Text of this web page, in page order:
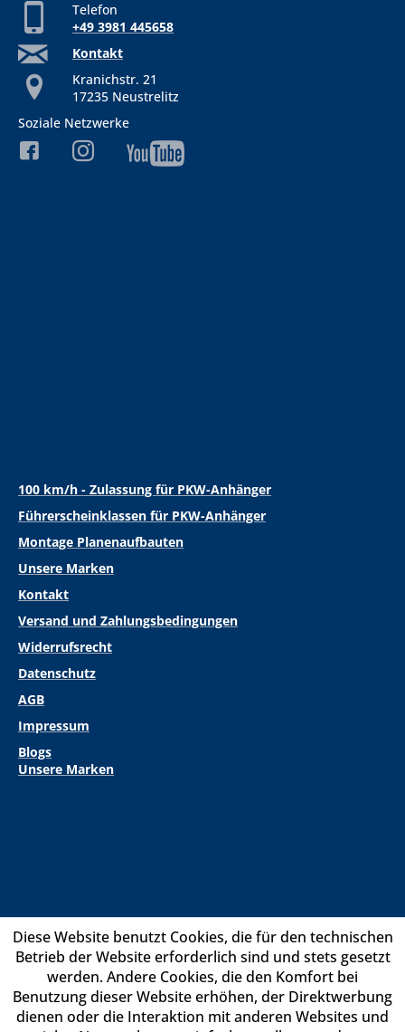
Telefon
+49 3981 445658
Kontakt
Kranichstr. 21
17235 Neustrelitz
Soziale Netzwerke
100 km/h - Zulassung für PKW-Anhänger
Führerscheinklassen für PKW-Anhänger
Montage Planenaufbauten
Unsere Marken
Kontakt
Versand und Zahlungsbedingungen
Widerrufsrecht
Datenschutz
AGB
Impressum
Blogs
Unsere Marken
Diese Website benutzt Cookies, die für den technischen
Betrieb der Website erforderlich sind und stets gesetzt
werden. Andere Cookies, die den Komfort bei
Benutzung dieser Website erhöhen, der Direktwerbung
dienen oder die Interaktion mit anderen Websites und